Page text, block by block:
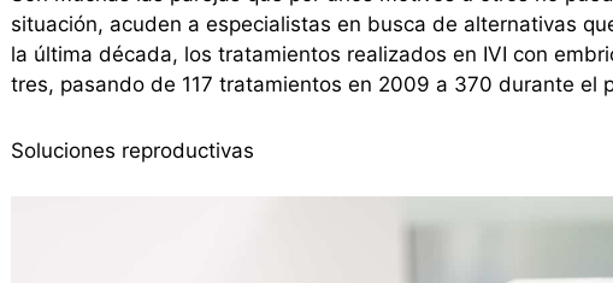
situación, acuden a especialistas en busca de alternativas
la última década, los tratamientos realizados en IVI con
tres, pasando de 117 tratamientos en 2009 a 370 durante el
Soluciones reproductivas